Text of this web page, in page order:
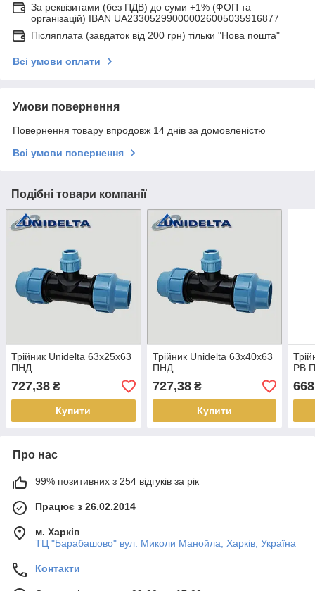
За реквізитами (без ПДВ) до суми +1% (ФОП та
організацій) IBAN UA233052990000026005035916877
Післяплата (завдаток від 200 грн) тільки "Нова пошта"
Всі умови оплати
Умови повернення
Повернення товару впродовж 14 днів за домовленістю
Всі умови повернення
Подібні товари компанії
Трійник Unidelta 63х25х63
ПНД
727,38 ₴
Купити
Трійник Unidelta 63х40х63
ПНД
727,38₴
Купити
РВ
Про нас
99% позитивних з 254 відгуків за рік
Працює з 26.02.2014
м. Харків
ТЦ "Барабашово" вул. Миколи Манойла, Харків, Україна
Контакти